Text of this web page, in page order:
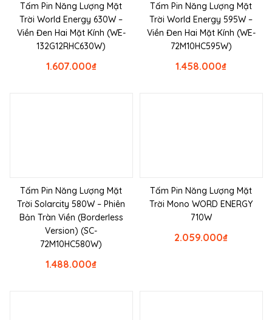
Tấm Pin Năng Lượng Mặt
Trời World Energy 630W –
Viền Đen Hai Mặt Kính (WE-
132G12RHC630W)
₫
1.607.000
Tấm Pin Năng Lượng Mặt
Trời World Energy 595W –
Viền Đen Hai Mặt Kính (WE-
72M10HC595W)
₫
1.458.000
Tấm Pin Năng Lượng Mặt
Trời Solarcity 580W – Phiên
Bản Tràn Viền (Borderless
Version) (SC-
72M10HC580W)
₫
1.488.000
Tấm Pin Năng Lượng Mặt
Trời Mono WORD ENERGY
710W
₫
2.059.000